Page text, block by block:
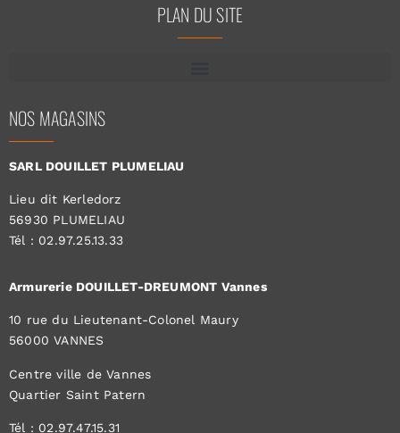
PLAN DU SITE
NOS MAGASINS
SARL DOUILLET PLUMELIAU
Lieu dit Kerledorz
56930 PLUMELIAU
Tél : 02.97.25.13.33
Armurerie DOUILLET-DREUMONT Vannes
10 rue du Lieutenant-Colonel Maury
56000 VANNES
Centre ville de Vannes
Quartier Saint Patern
Tél : 02.97.47.15.31